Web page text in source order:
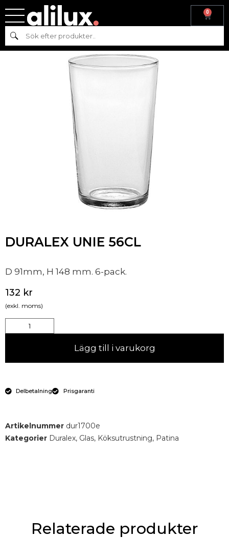
0
Sök
Hem
DURALEX UNIE 56CL
D 91mm, H 148 mm. 6-pack.
132 kr
(exkl. moms)
Lägg till i varukorg
Delbetalning Prisgaranti
Artikelnummer dur1700e
Kategorier Duralex, Glas, Köksutrustning, Patina
Relaterade produkter